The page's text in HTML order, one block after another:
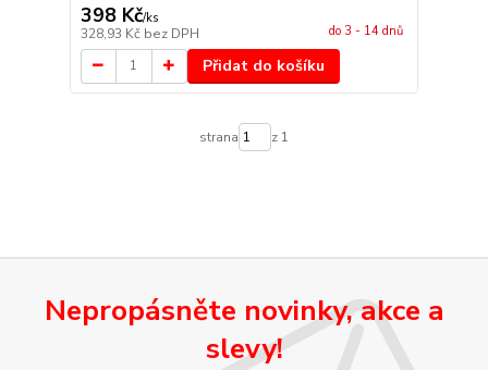
398 Kč/ks
328,93 Kč bez DPH do 3 - 14 dnů
Přidat do košíku
strana z 1
Nepropásněte novinky, akce a
slevy!